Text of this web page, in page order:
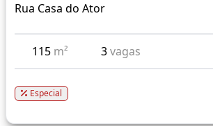
Rua Casa do Ator
115 m² 3vagas
Especial